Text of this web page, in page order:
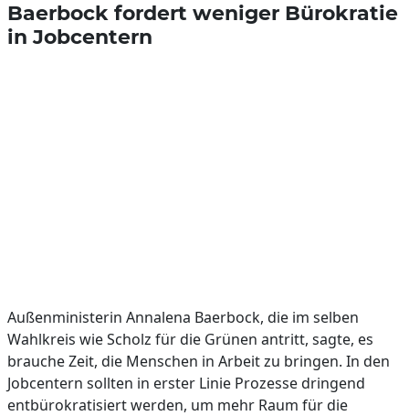
Baerbock fordert weniger Bürokratie
in Jobcentern
Außenministerin Annalena Baerbock, die im selben
Wahlkreis wie Scholz für die Grünen antritt, sagte, es
brauche Zeit, die Menschen in Arbeit zu bringen. In den
Jobcentern sollten in erster Linie Prozesse dringend
entbürokratisiert werden, um mehr Raum für die